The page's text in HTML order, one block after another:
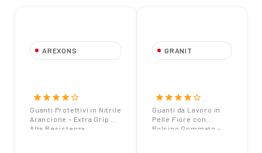
AREXONS
Extra Grip e Alta
Resistenza
starstarstarstarstar_border
Guanti Protettivi in Nitrile
Arancione - Extra Grip e
Alta Resistenza
GRANIT
Polsino Gommato
- Taglia XL / 10
starstarstarstarstar_border
Guanti da Lavoro in
Pelle Fiore con
Polsino Gommato -